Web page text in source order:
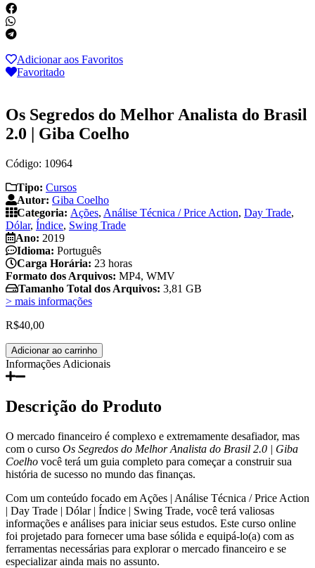
Adicionar aos Favoritos
Favoritado
Os Segredos do Melhor Analista do Brasil
2.0 | Giba Coelho
Código: 10964
Tipo: Cursos
Autor: Giba Coelho
Categoria: Ações, Análise Técnica / Price Action, Day Trade,
Dólar, Índice, Swing Trade
Ano: 2019
Idioma: Português
Carga Horária: 23 horas
Formato dos Arquivos: MP4, WMV
Tamanho Total dos Arquivos: 3,81 GB
> mais informações
R$40,00
Os
Segredos
do
Analista
do
2.0
|
Giba
Coelho
Adicionar ao carrinho
Informações Adicionais
Descrição do Produto
O mercado financeiro é complexo e extremamente desafiador, mas
com o curso Os Segredos do Melhor Analista do Brasil 2.0 | Giba
Coelho você terá um guia completo para começar a construir sua
história de sucesso no mundo das finanças.
Com um conteúdo focado em Ações | Análise Técnica / Price Action
| Day Trade | Dólar | Índice | Swing Trade, você terá valiosas
informações e análises para iniciar seus estudos. Este curso online
foi projetado para fornecer uma base sólida e equipá-lo(a) com as
ferramentas necessárias para explorar o mercado financeiro e se
especializar ainda mais no assunto.